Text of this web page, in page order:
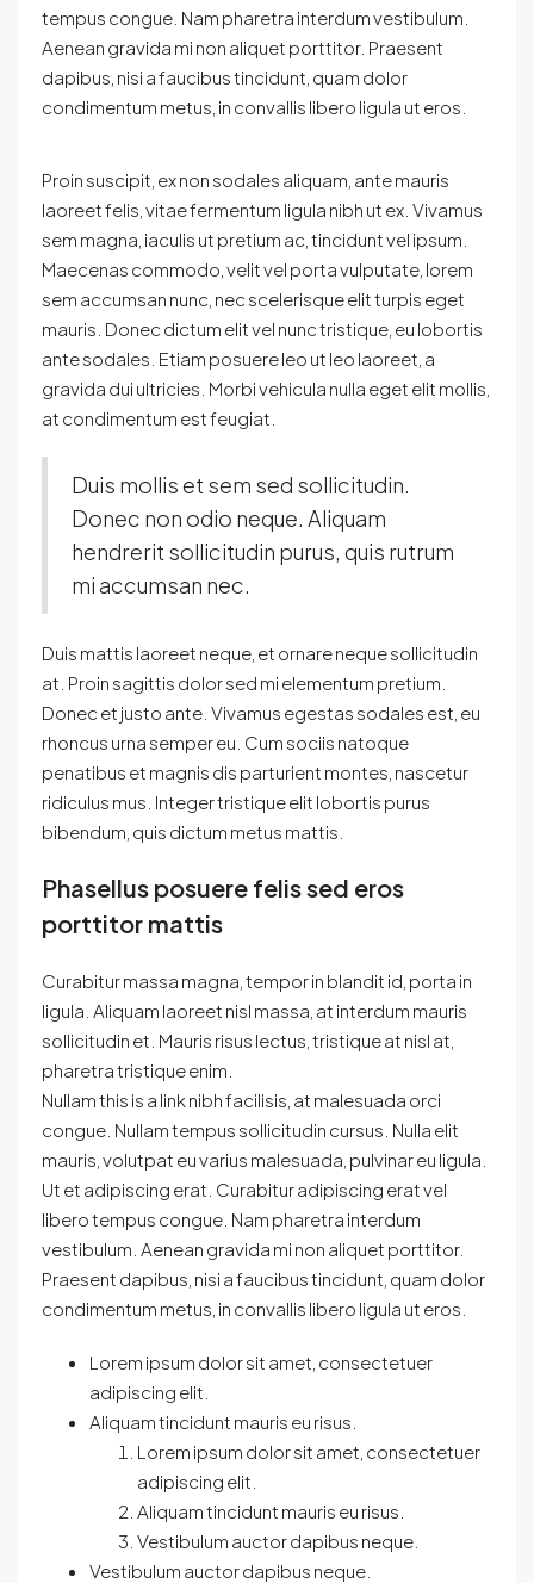
tempus congue. Nam pharetra interdum vestibulum.
Aenean gravida mi non aliquet porttitor. Praesent
dapibus, nisi a faucibus tincidunt, quam dolor
condimentum metus, in convallis libero ligula ut eros.
Proin suscipit, ex non sodales aliquam, ante mauris
laoreet felis, vitae fermentum ligula nibh ut ex. Vivamus
sem magna, iaculis ut pretium ac, tincidunt vel ipsum.
Maecenas commodo, velit vel porta vulputate, lorem
sem accumsan nunc, nec scelerisque elit turpis eget
mauris. Donec dictum elit vel nunc tristique, eu lobortis
ante sodales. Etiam posuere leo ut leo laoreet, a
gravida dui ultricies. Morbi vehicula nulla eget elit mollis,
at condimentum est feugiat.
Duis mollis et sem sed sollicitudin.
Donec non odio neque. Aliquam
hendrerit sollicitudin purus, quis rutrum
mi accumsan nec.
Duis mattis laoreet neque, et ornare neque sollicitudin
at. Proin sagittis dolor sed mi elementum pretium.
Donec et justo ante. Vivamus egestas sodales est, eu
rhoncus urna semper eu. Cum sociis natoque
penatibus et magnis dis parturient montes, nascetur
ridiculus mus. Integer tristique elit lobortis purus
bibendum, quis dictum metus mattis.
Phasellus posuere felis sed eros
porttitor mattis
Curabitur massa magna, tempor in blandit id, porta in
ligula. Aliquam laoreet nisl massa, at interdum mauris
sollicitudin et. Mauris risus lectus, tristique at nisl at,
pharetra tristique enim.
Nullam this is a link nibh facilisis, at malesuada orci
congue. Nullam tempus sollicitudin cursus. Nulla elit
mauris, volutpat eu varius malesuada, pulvinar eu ligula.
Ut et adipiscing erat. Curabitur adipiscing erat vel
libero tempus congue. Nam pharetra interdum
vestibulum. Aenean gravida mi non aliquet porttitor.
Praesent dapibus, nisi a faucibus tincidunt, quam dolor
condimentum metus, in convallis libero ligula ut eros.
Lorem ipsum dolor sit amet, consectetuer
adipiscing elit.
Aliquam tincidunt mauris eu risus.
Lorem ipsum dolor sit amet, consectetuer
adipiscing elit.
Aliquam tincidunt mauris eu risus.
Vestibulum auctor dapibus neque.
Vestibulum auctor dapibus neque.